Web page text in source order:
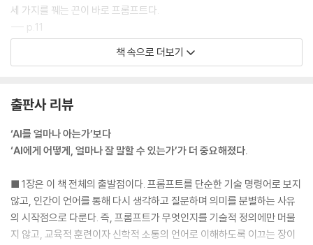
7장 AI와 신학적 사유 175
- AI는 계산하지만, 인간은 의미를 분별한다.
- “AI는 질문을 대체하지 못한다.”
- 핵심 주제: 신학은 ‘하나님과의 대화’이며, AI는 그 대화의 훈련장이다.
8장 질문하는 신앙, 대화하는 영성 182
- 묵상, 기도, 대화, 프롬프트의 공통점
사람
- 핵심 주제: 프롬프트는 신앙의 언어 훈련이며, 기도의 확장이다.
결론 - 꿰어진 구슬, 다시 빛나는 보배 189
세 가지를 꿰는 끈이 바로 프롬프트다.
--- p.11
AI 시대의 진짜 위기는 기술이 아니다. 사람이 더 이상 묻지 않는 것이다.
배우는 것은 AI를 이해하기 위함이 아니라 자신의 언어를 되찾기 위한 신
앙적 실천(Spiritual Practice of Language)이다. 하나님은 말씀하셨
고, 인간은 응답한다. 프롬프트는 그 응답의 현대적 형태이며, 기술 속에서
잃어버린 말씀의 언어(The Language of the Word)를 되찾는 도구이
다.
--- p.35
좋은 프롬프트는 AI를 잘 다루는 기술이 아니라, 사람답게 생각하고, 믿음
책 속으로 더보기
출판사 리뷰
‘AI를 얼마나 아는가’보다
‘AI에게 어떻게, 얼마나 잘 말할 수 있는가’가 더 중요해졌다.
■ 1장은 이 책 전체의 출발점이다. 프롬프트를 단순한 기술 명령어로 보지
않고, 인간이 언어를 통해 다시 생각하고 질문하며 의미를 분별하는 사유
의 시작점으로 다룬다. 즉, 프롬프트가 무엇인지를 기술적 정의에만 머물
지 않고, 교육적 훈련이자 신학적 소통의 언어로 이해하도록 이끄는 장이